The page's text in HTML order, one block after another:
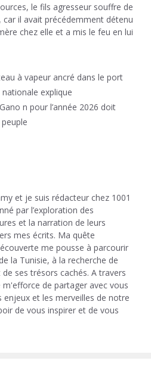
le fils agresseur souffre de
il avait précédemment détenu
chez elle et a mis le feu en lui.
à vapeur ancré dans le port
explique
n pour l’année 2026 doit
et je suis rédacteur chez 1001
par l’exploration des
et la narration de leurs
mes écrits. Ma quête
me pousse à parcourir
la Tunisie, à la recherche de
ses trésors cachés. A travers
de partager avec vous
enjeux et les merveilles de notre
de vous inspirer et de vous